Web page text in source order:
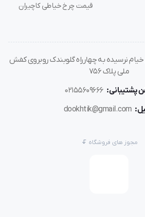
قیمت چرخ خیاطی کاچیران
خیام نرسیده به چهارراه گلوبندک روبروی کفش
ملی پلاک 756
پشتیبانی: 02155609666
dookhtik@gmail.com
مجوز های فروشگاه